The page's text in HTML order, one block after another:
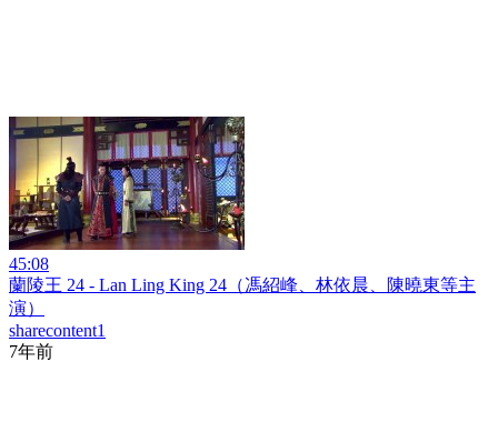
45:08
蘭陵王 24 - Lan Ling King 24（馮紹峰、林依晨、陳曉東等主
演）
sharecontent1
7年前